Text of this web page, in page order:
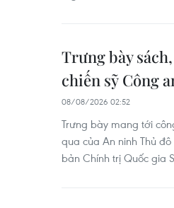
Trưng bày
chiến sỹ Công
08/08/2026 02:52
Trưng bày mang tới
qua của An ninh Thủ
bản Chính trị Quốc gia